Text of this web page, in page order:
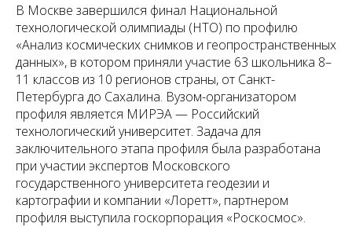
В Москве завершился финал Национальной
технологической олимпиады (НТО) по профилю
«Анализ космических снимков и геопространственных
данных», в котором приняли участие 63 школьника 8–
11 классов из 10 регионов страны, от Санкт-
Петербурга до Сахалина. Вузом-организатором
профиля является МИРЭА — Российский
технологический университет. Задача для
заключительного этапа профиля была разработана
при участии экспертов Московского
государственного университета геодезии и
картографии и компании «Лоретт», партнером
профиля выступила госкорпорация «Роскосмос».